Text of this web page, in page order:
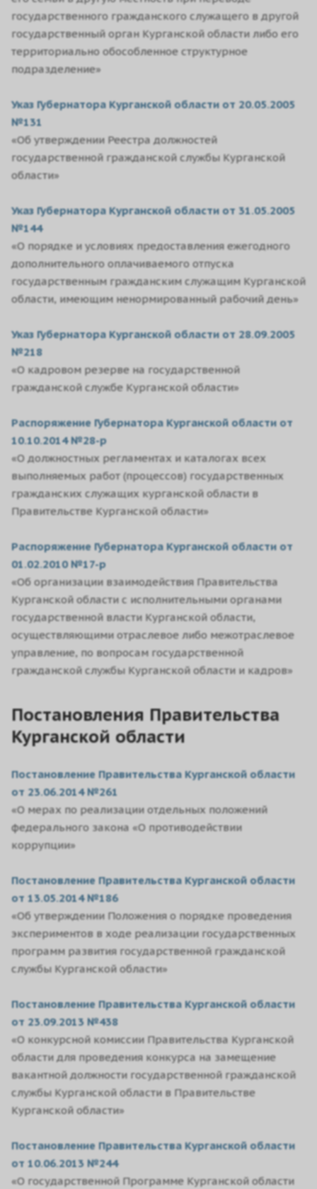
государственного гражданского служащего в другой
государственный орган Курганской области либо его
территориально обособленное структурное
подразделение»
Указ Губернатора Курганской области от 20.05.2005
№131
«Об утверждении Реестра должностей
государственной гражданской службы Курганской
области»
Указ Губернатора Курганской области от 31.05.2005
№144
«О порядке и условиях предоставления ежегодного
дополнительного оплачиваемого отпуска
государственным гражданским служащим Курганской
области, имеющим ненормированный рабочий день»
Указ Губернатора Курганской области от 28.09.2005
№218
«О кадровом резерве на государственной
гражданской службе Курганской области»
Распоряжение Губернатора Курганской области от
10.10.2014 №28-р
«О должностных регламентах и каталогах всех
выполняемых работ (процессов) государственных
гражданских служащих курганской области в
Правительстве Курганской области»
Распоряжение Губернатора Курганской области от
01.02.2010 №17-р
«Об организации взаимодействия Правительства
Курганской области с исполнительными органами
государственной власти Курганской области,
осуществляющими отраслевое либо межотраслевое
управление, по вопросам государственной
гражданской службы Курганской области и кадров»
Постановления Правительства
Курганской области
Постановление Правительства Курганской области
от 23.06.2014 №261
«О мерах по реализации отдельных положений
федерального закона «О противодействии
коррупции»
Постановление Правительства Курганской области
от 13.05.2014 №186
«Об утверждении Положения о порядке проведения
экспериментов в ходе реализации государственных
программ развития государственной гражданской
службы Курганской области»
Постановление Правительства Курганской области
от 23.09.2013 №438
«О конкурсной комиссии Правительства Курганской
области для проведения конкурса на замещение
вакантной должности государственной гражданской
службы Курганской области в Правительстве
Курганской области»
Постановление Правительства Курганской области
от 10.06.2013 №244
«О государственной Программе Курганской области